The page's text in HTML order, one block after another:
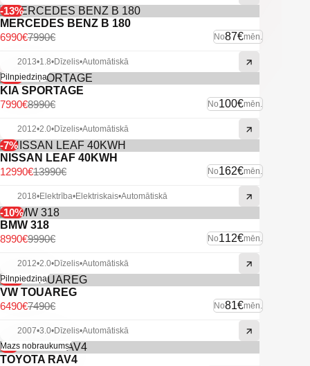
-13%
MERCEDES BENZ B 180
No87€mēn.
7990€
6990€
2013•1.8•Dīzelis•Automātiskā
-11%
Pilnpiedziņa
KIA SPORTAGE
No100€mēn.
8990€
7990€
2012•2.0•Dīzelis•Automātiskā
-7%
NISSAN LEAF 40KWH
No162€mēn.
13990€
12990€
2018•Elektrība•Elektriskais•Automātiskā
-10%
BMW 318
No112€mēn.
9990€
8990€
2012•2.0•Dīzelis•Automātiskā
-13%
Pilnpiedziņa
VW TOUAREG
No81€mēn.
7490€
6490€
2007•3.0•Dīzelis•Automātiskā
-4%
Mazs nobraukums
TOYOTA RAV4